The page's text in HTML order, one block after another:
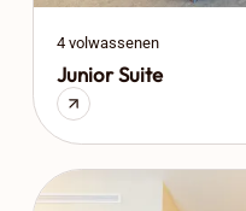
4 volwassenen
Junior Suite